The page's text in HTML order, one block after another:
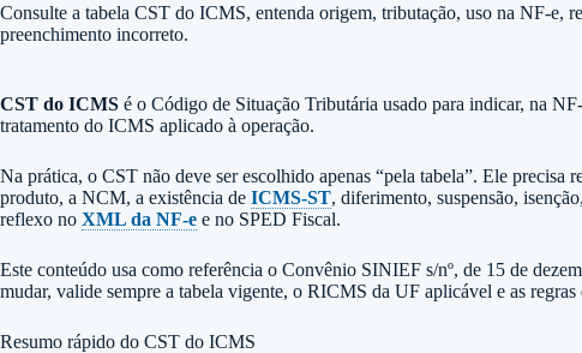
Consulte a tabela CST do ICMS, entenda origem, tributação, uso na NF-e,
preenchimento incorreto.
CST do ICMS é o Código de Situação Tributária usado para indicar, na
tratamento do ICMS aplicado à operação.
Na prática, o CST não deve ser escolhido apenas “pela tabela”. Ele
produto, a NCM, a existência de ICMS-ST, diferimento, suspensão,
reflexo no XML da NF-e e no SPED Fiscal.
Este conteúdo usa como referência o Convênio SINIEF s/nº, de 15 de
mudar, valide sempre a tabela vigente, o RICMS da UF aplicável e as
Resumo rápido do CST do ICMS